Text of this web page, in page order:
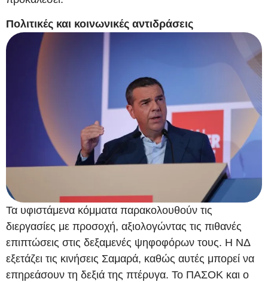
Πολιτικές και κοινωνικές αντιδράσεις
Τα υφιστάμενα κόμματα παρακολουθούν τις
διεργασίες με προσοχή, αξιολογώντας τις πιθανές
επιπτώσεις στις δεξαμενές ψηφοφόρων τους. Η ΝΔ
εξετάζει τις κινήσεις Σαμαρά, καθώς αυτές μπορεί να
επηρεάσουν τη δεξιά της πτέρυγα. Το ΠΑΣΟΚ και ο